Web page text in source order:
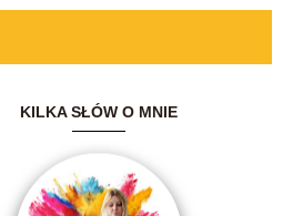
KILKA SŁÓW O MNIE